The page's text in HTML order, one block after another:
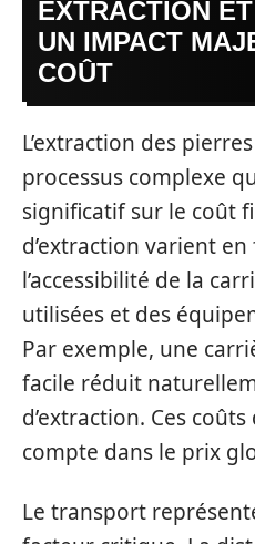
EXTRACTION
UN IMPACT
COÛT
L’extraction des
processus complexe
significatif sur le coût
d’extraction varient
l’accessibilité de la
utilisées et des
Par exemple, une
facile réduit
d’extraction. Ces
compte dans le prix
Le transport